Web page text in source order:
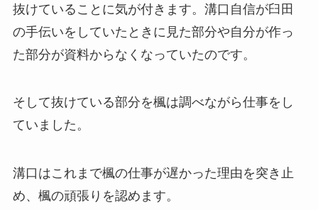
抜けていることに気が付きます。溝口自信が臼田
の手伝いをしていたときに見た部分や自分が作っ
た部分が資料からなくなっていたのです。
そして抜けている部分を楓は調べながら仕事をし
ていました。
溝口はこれまで楓の仕事が遅かった理由を突き止
め、楓の頑張りを認めます。